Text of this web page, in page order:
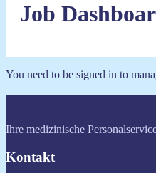
Job
You need to be signed in to
Ihre medizinische
Kontakt